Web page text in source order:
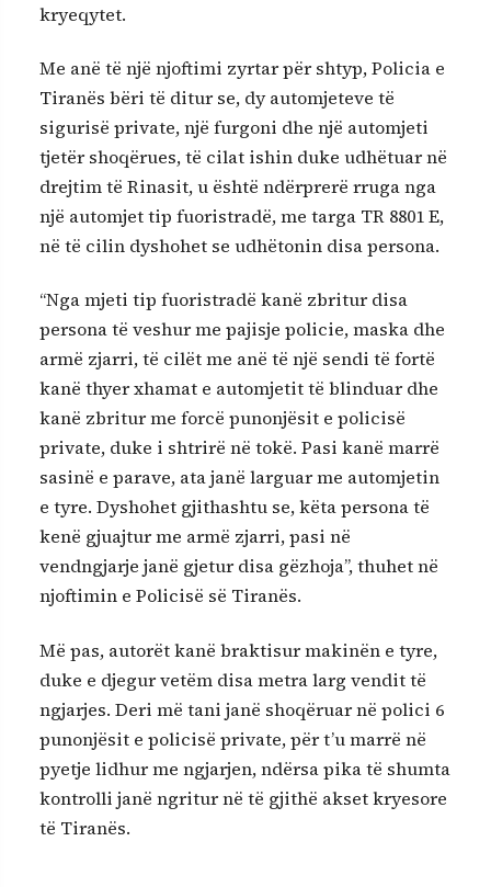
kryeqytet.
Me anë të një njoftimi zyrtar për shtyp, Policia e
Tiranës bëri të ditur se, dy automjeteve të
sigurisë private, një furgoni dhe një automjeti
tjetër shoqërues, të cilat ishin duke udhëtuar në
drejtim të Rinasit, u është ndërprerë rruga nga
një automjet tip fuoristradë, me targa TR 8801 E,
në të cilin dyshohet se udhëtonin disa persona.
“Nga mjeti tip fuoristradë kanë zbritur disa
persona të veshur me pajisje policie, maska dhe
armë zjarri, të cilët me anë të një sendi të fortë
kanë thyer xhamat e automjetit të blinduar dhe
kanë zbritur me forcë punonjësit e policisë
private, duke i shtrirë në tokë. Pasi kanë marrë
sasinë e parave, ata janë larguar me automjetin
e tyre. Dyshohet gjithashtu se, këta persona të
kenë gjuajtur me armë zjarri, pasi në
vendngjarje janë gjetur disa gëzhoja”, thuhet në
njoftimin e Policisë së Tiranës.
Më pas, autorët kanë braktisur makinën e tyre,
duke e djegur vetëm disa metra larg vendit të
ngjarjes. Deri më tani janë shoqëruar në polici 6
punonjësit e policisë private, për t’u marrë në
pyetje lidhur me ngjarjen, ndërsa pika të shumta
kontrolli janë ngritur në të gjithë akset kryesore
të Tiranës.